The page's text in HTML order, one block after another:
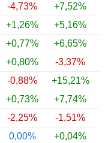
-4,73% +7,52%
+1,26% +5,16%
+0,77% +6,65%
+0,80% -3,37%
-0,88% +15,21%
+0,73% +7,74%
-2,25% -1,51%
0,00% +0,04%